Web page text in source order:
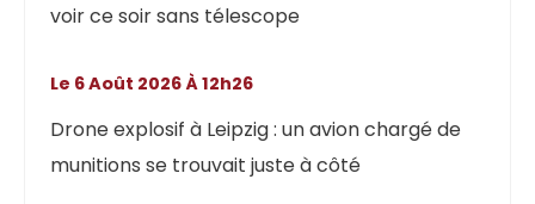
voir ce soir sans télescope
Drone explosif à Leipzig : un avion chargé de
munitions se trouvait juste à côté
Le 6 Août 2026 À 12h26